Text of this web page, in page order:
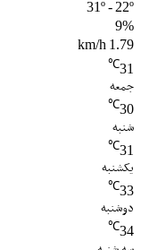
31º - 22º
9%
1.79 km/h
31
℃
جمعه
30
℃
شنبه
31
℃
یکشنبه
33
℃
دوشنبه
34
℃